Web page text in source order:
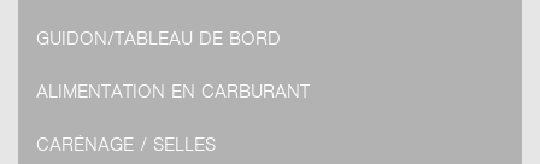
GUIDON/TABLEAU DE BORD
ALIMENTATION EN CARBURANT
CARÉNAGE / SELLES